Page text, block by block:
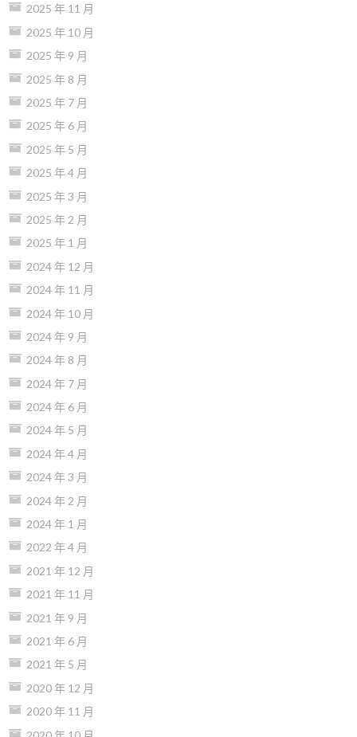
2025 年 11 月
2025 年 10 月
2025 年 9 月
2025 年 8 月
2025 年 7 月
2025 年 6 月
2025 年 5 月
2025 年 4 月
2025 年 3 月
2025 年 2 月
2025 年 1 月
2024 年 12 月
2024 年 11 月
2024 年 10 月
2024 年 9 月
2024 年 8 月
2024 年 7 月
2024 年 6 月
2024 年 5 月
2024 年 4 月
2024 年 3 月
2024 年 2 月
2024 年 1 月
2022 年 4 月
2021 年 12 月
2021 年 11 月
2021 年 9 月
2021 年 6 月
2021 年 5 月
2020 年 12 月
2020 年 11 月